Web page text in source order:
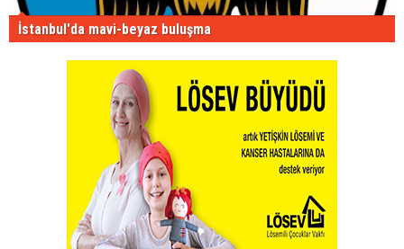
İstanbul'da mavi-beyaz buluşma